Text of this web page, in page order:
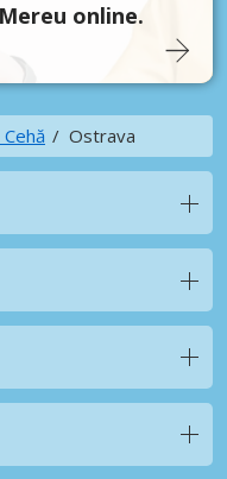
online.
Ostrava